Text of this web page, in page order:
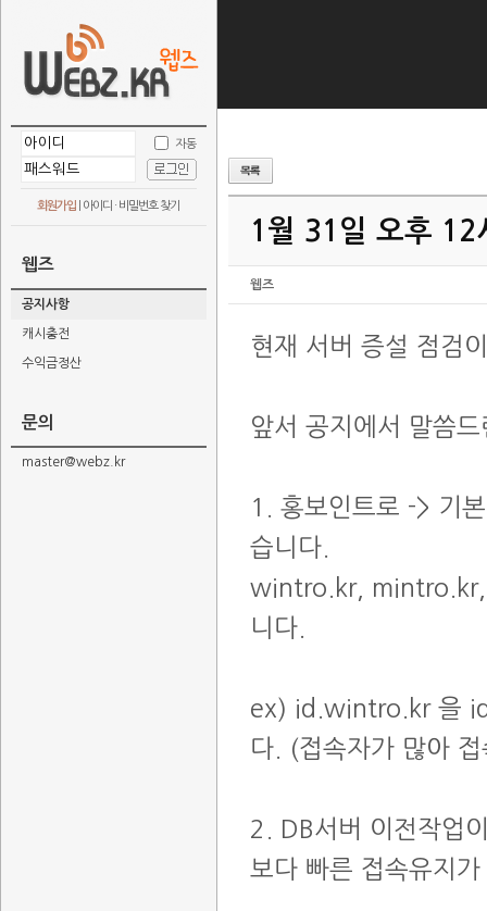
자동
회원가입 아이디 · 비밀번호 찾기
웹즈
공지사항
캐시충전
수익금정산
문의
master@webz.kr
1월 31일 오후 12
웹즈
현재 서버 증설 점검
앞서 공지에서 말씀
1. 홍보인트로 -> 기
습니다.
wintro.kr, mintro.kr,
니다.
ex) id.wintro.kr 을
다. (접속자가 많아
2. DB서버 이전작업
보다 빠른 접속유지